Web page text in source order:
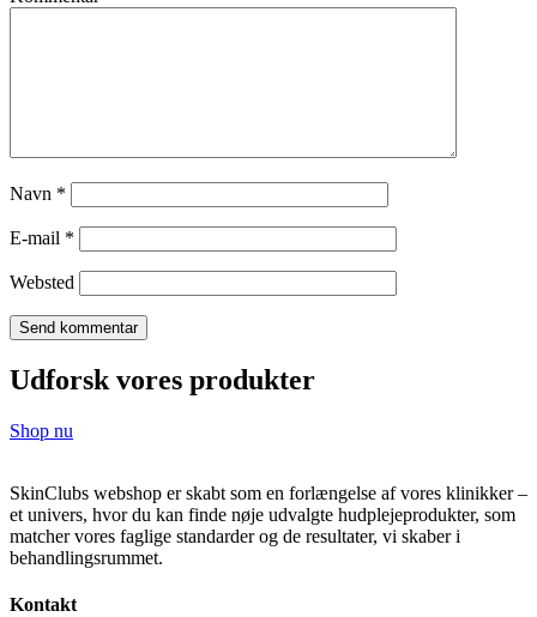
Navn *
E-mail *
Websted
Udforsk vores produkter
Shop nu
SkinClubs webshop er skabt som en forlængelse af vores klinikker –
et univers, hvor du kan finde nøje udvalgte hudplejeprodukter, som
matcher vores faglige standarder og de resultater, vi skaber i
behandlingsrummet.
Kontakt